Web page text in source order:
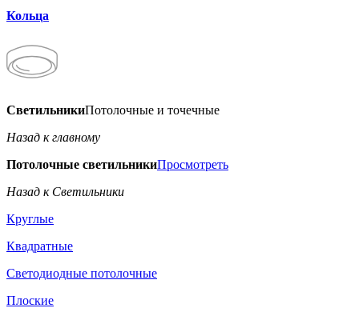
Кольца
СветильникиПотолочные и точечные
Назад к главному
Потолочные светильникиПросмотреть
Назад к Светильники
Круглые
Квадратные
Светодиодные потолочные
Плоские